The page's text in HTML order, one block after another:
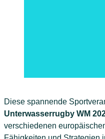
Diese spannende
Unterwasserrugby WM
verschiedenen